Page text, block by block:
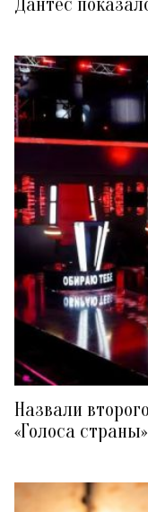
Дантес
Назвали
«Голоса страны»